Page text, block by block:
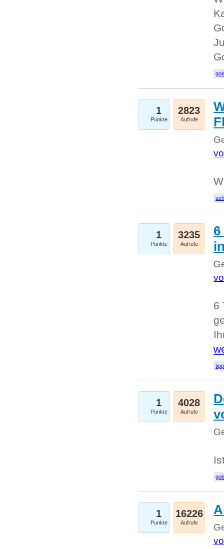
1
Punkte
2823
Aufrufe
1
Punkte
3235
Aufrufe
6
1
Punkte
4028
Aufrufe
1
Punkte
16226
Aufrufe